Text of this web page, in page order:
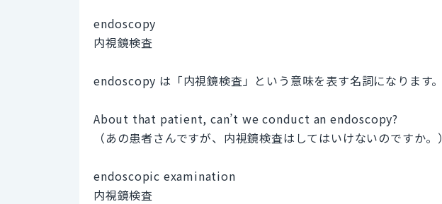
endoscopy
内視鏡検査
endoscopy は「内視鏡検査」という意味を表す名詞になります。
About that patient, can’t we conduct an endoscopy?
（あの患者さんですが、内視鏡検査はしてはいけないのですか。）
endoscopic examination
内視鏡検査